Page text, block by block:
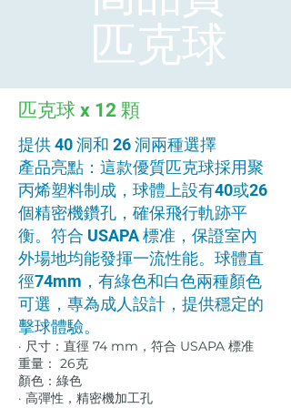
匹克球
匹克球 x 12 顆
提供 40 洞和 26 洞兩種選擇
產品亮點：這款優質匹克球採用聚
丙烯塑料制成，球體上設有40或26
個精密機鑽孔，確保飛行軌跡平
衡。符合 USAPA 標准，保證室內
外場地均能發揮一流性能。球體直
徑74mm，有綠色和白色兩種顏色
可選，專為成人設計，提供穩定的
擊球體驗。
· 尺寸：直徑 74 mm，符合 USAPA 標准
重量： 26克
顏色：綠色
· 高彈性，精密機加工孔